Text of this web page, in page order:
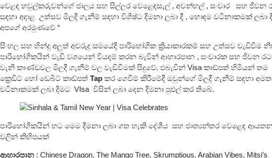
වෙළඳ හවුල්කරුවන්ගේ ජාලය සහ සිල්ලර වෙළෙඳසැල් , අවන්හල් , සංචාර සහ ජීවන
සඳහා අදාළ උත්සව මිලදී ගැනීම් සඳහා විශිෂ්ට දීමනා ලබා දී , හොඳම වටිනාකමක් ලබා
අපගේ අරමුණවේ “
සිංහල සහ හින්දු අලුත් අවරුදු සමයේදී පාරිභෝගික ක්‍රියාකාරකම් සහ උත්සව වැඩිවීම
පාරිභෝගිකයින් වැඩි වශයෙන් වියදම් කරන බැවින් ආහාරපාන , සංචාරක සහ ජීවන
වැනි කාණ්ඩවල මිලදී ගැනීම් වල වැඩිවීමක් සිදුවේ. එබැවින් Visa කාඩ්පත් හිමියන් තම
ක්‍රෙඩිට් හෝ ඩෙබිට් කාඩ්පත් Tap කර ගෙවීම් කිරීමේදී ඔවුන්ගේ මිලදී ගැනීම් සඳහා
වටිනාකමක් ලබා දීමට VIsa විසින් ලබා දෙන දීමනා පුළුල් කර තිබේ.
පාරිභෝගිකයින් හට මෙම දීමනා ලබා ගත හැකි දේශීය සහ ජාත්‍යන්තර වෙළෙඳ
වලින් කිහිපයක්
ආහාරපාන : Chinese Dragon, The Mango Tree, Skrumptious, Arabian Vibes, Mitsi’s